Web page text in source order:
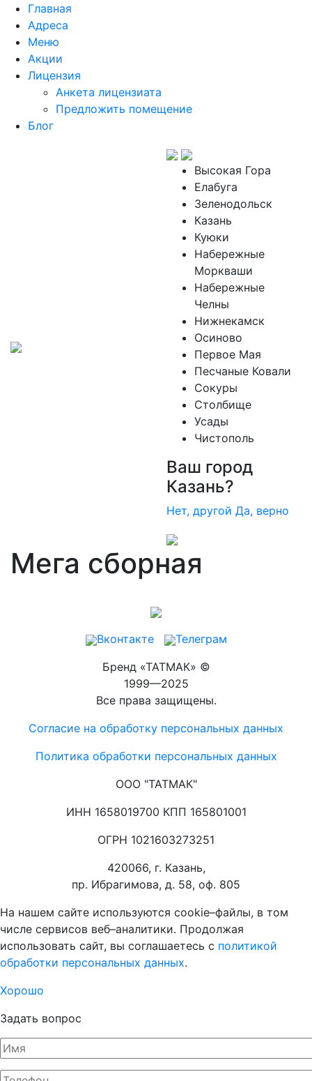
Главная
Адреса
Меню
Акции
Лицензия
Анкета лицензиата
Предложить помещение
Блог
Высокая Гора
Елабуга
Зеленодольск
Казань
Куюки
Набережные
Моркваши
Набережные
Челны
Нижнекамск
Осиново
Первое Мая
Песчаные Ковали
Сокуры
Столбище
Усады
Чистополь
Ваш город
Казань?
Нет, другой Да, верно
Мега сборная
Вконтакте
Телеграм
Бренд «ТАТМАК» ©
1999—2025
Все права защищены.
Согласие на обработку персональных данных
Политика обработки персональных данных
ООО "ТАТМАК"
ИНН 1658019700 КПП 165801001
ОГРН 1021603273251
420066, г. Казань,
пр. Ибрагимова, д. 58, оф. 805
На нашем сайте используются cookie–файлы, в том
числе сервисов веб–аналитики. Продолжая
использовать сайт, вы соглашаетесь с политикой
обработки персональных данных.
Хорошо
Задать вопрос